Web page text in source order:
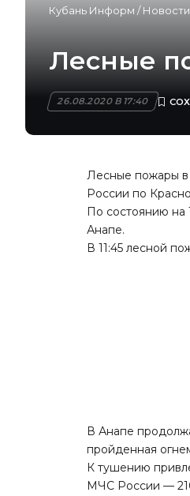
Кубань Информ /Новости
Лесные
26.08.2020 В 17:40
Лесные пожары
России по
По состоянию на
Анапе.
В 11:45 лесной
В Анапе
пройденная
К тушению
МЧС России —